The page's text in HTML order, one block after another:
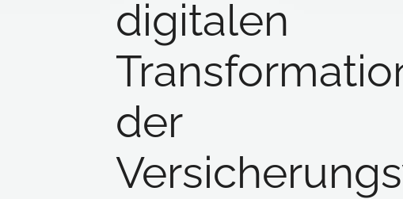
digitalen
der